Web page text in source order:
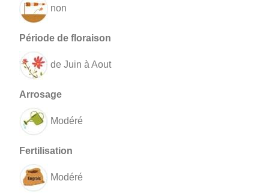
non
de Juin à Aout
Modéré
Modéré